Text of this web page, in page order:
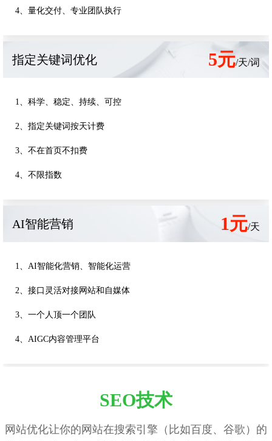
4、量化交付、专业团队执行
指定关键词优化 5元/天/词
1、科学、稳定、持续、可控
2、指定关键词按天计费
3、不在首页不扣费
4、不限指数
AI智能营销 1元/天
1、AI智能化营销、智能化运营
2、接口灵活对接网站和自媒体
3、一个人顶一个团队
4、AIGC内容管理平台
SEO技术
网站优化让你的网站在搜索引擎（比如百度、谷歌）的